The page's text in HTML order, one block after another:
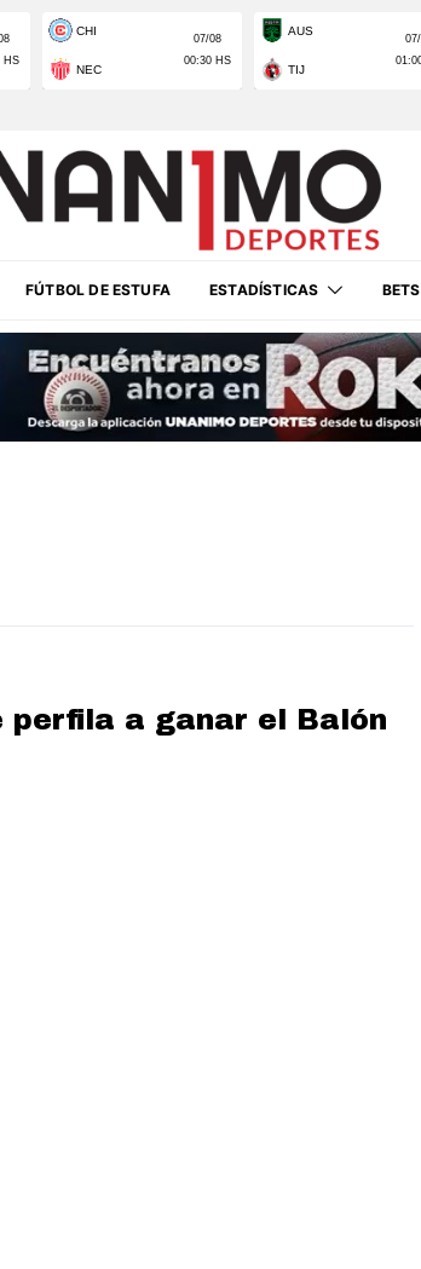
FÚTBOL DE ESTUFA ESTADÍSTICAS BETS
perfila a ganar el Balón